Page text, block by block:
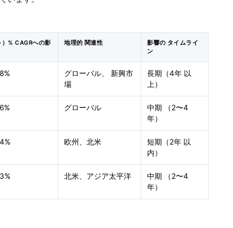
）% CAGRへの影
地理的 関連性
影響の タイムライ
ン
グローバル、 新興市
場
長期（4年 以
上）
グローバル
中期 （2〜4
年）
欧州、北米
短期（2年 以
内）
北米、アジア太平洋
中期 （2〜4
年）